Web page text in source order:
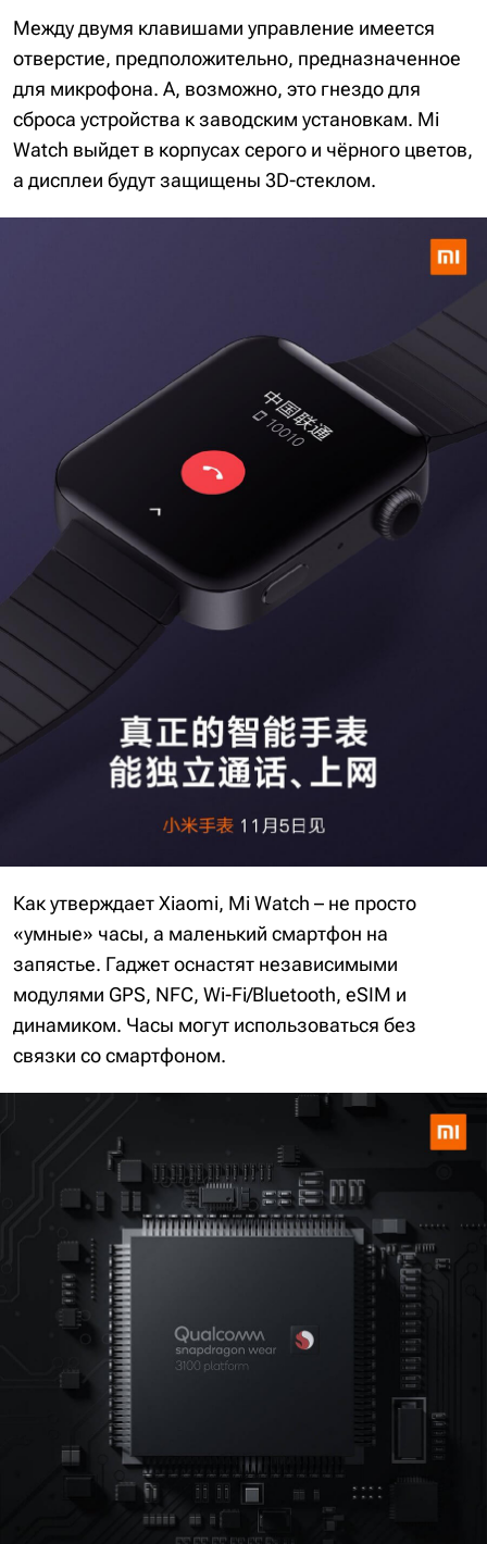
Между двумя клавишами управление имеется
отверстие, предположительно, предназначенное
для микрофона. А, возможно, это гнездо для
сброса устройства к заводским установкам. Mi
Watch выйдет в корпусах серого и чёрного цветов,
а дисплеи будут защищены 3D-стеклом.
Как утверждает Xiaomi, Mi Watch – не просто
«умные» часы, а маленький смартфон на
запястье. Гаджет оснастят независимыми
модулями GPS, NFC, Wi-Fi/Bluetooth, eSIM и
динамиком. Часы могут использоваться без
связки со смартфоном.